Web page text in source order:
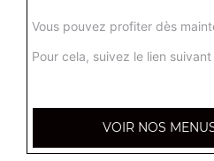
11.00€
12.00€
Vous pouvez profiter dès
Pour cela, suivez le lien suivant
VOIR NOS